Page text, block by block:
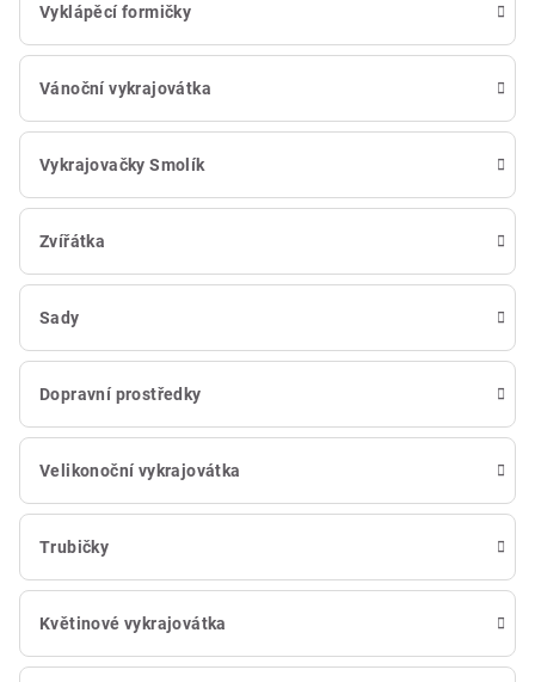
Vyklápěcí formičky
Vánoční vykrajovátka
Vykrajovačky Smolík
Zvířátka
Sady
Dopravní prostředky
Velikonoční vykrajovátka
Trubičky
Květinové vykrajovátka